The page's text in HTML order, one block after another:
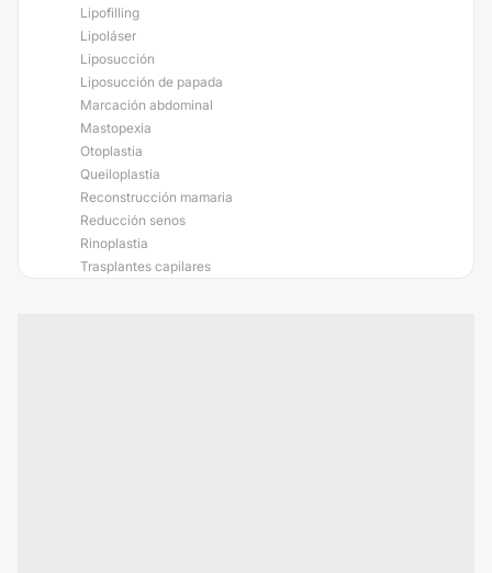
Lipofilling
Lipoláser
Liposucción
Liposucción de papada
Marcación abdominal
Mastopexia
Otoplastia
Queiloplastia
Reconstrucción mamaria
Reducción senos
Rinoplastia
Trasplantes capilares